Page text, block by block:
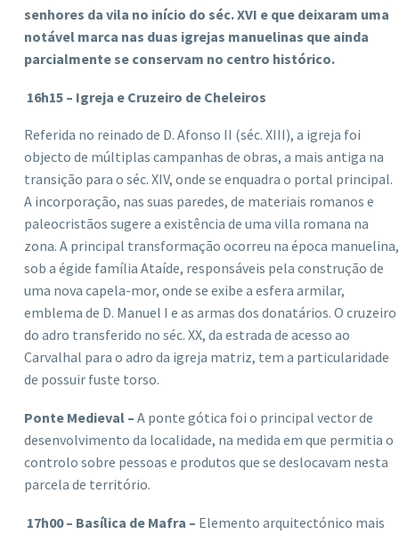
senhores da vila no início do séc. XVI e que deixaram uma
notável marca nas duas igrejas manuelinas que ainda
parcialmente se conservam no centro histórico.
16h15 – Igreja e Cruzeiro de Cheleiros
Referida no reinado de D. Afonso II (séc. XIII), a igreja foi
objecto de múltiplas campanhas de obras, a mais antiga na
transição para o séc. XIV, onde se enquadra o portal principal.
A incorporação, nas suas paredes, de materiais romanos e
paleocristãos sugere a existência de uma villa romana na
zona. A principal transformação ocorreu na época manuelina,
sob a égide família Ataíde, responsáveis pela construção de
uma nova capela-mor, onde se exibe a esfera armilar,
emblema de D. Manuel I e as armas dos donatários. O cruzeiro
do adro transferido no séc. XX, da estrada de acesso ao
Carvalhal para o adro da igreja matriz, tem a particularidade
de possuir fuste torso.
Ponte Medieval – A ponte gótica foi o principal vector de
desenvolvimento da localidade, na medida em que permitia o
controlo sobre pessoas e produtos que se deslocavam nesta
parcela de território.
17h00 – Basílica de Mafra – Elemento arquitectónico mais